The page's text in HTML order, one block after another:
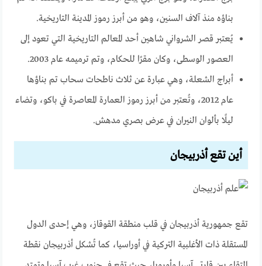
بناؤه منذ آلاف السنين، وهو من أبرز رموز المدينة التاريخية.
يُعتبر قصر الشرواني شاهين أحد المعالم التاريخية التي تعود إلى
العصور الوسطى، وكان مقرًا للحكام، وتم ترميمه عام 2003.
أبراج الشعلة، وهي عبارة عن ثلاث ناطحات سحاب تم بناؤها
عام 2012، وتُعتبر من أبرز رموز العمارة المعاصرة في باكو، وتضاء
ليلًا بألوان النيران في عرض بصري مدهش.
أين تقع أذربيجان
تقع جمهورية أذربيجان في قلب منطقة القوقاز، وهي إحدى الدول
المستقلة ذات الأغلبية التركية في أوراسيا، كما تُشكل أذربيجان نقطة